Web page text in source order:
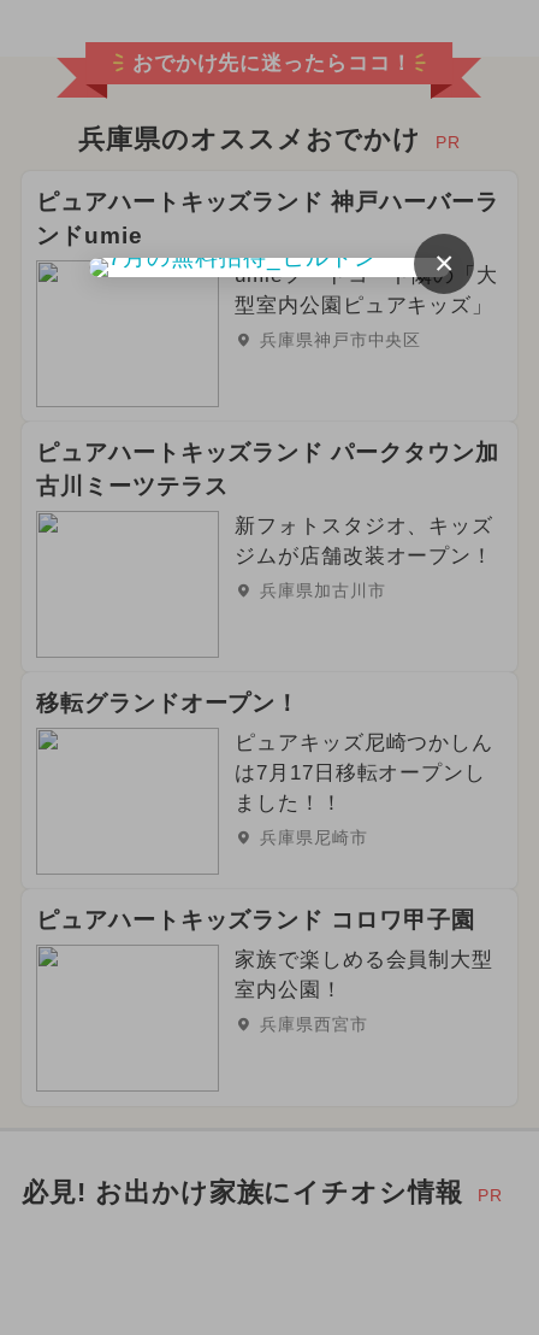
おでかけ先に迷ったらココ！
兵庫県のオススメおでかけ PR
ピュアハートキッズランド 神戸ハーバーラ
ンドumie
umieフードコート隣の「大
型室内公園ピュアキッズ」
兵庫県神戸市中央区
ピュアハートキッズランド パークタウン加
古川ミーツテラス
新フォトスタジオ、キッズ
ジムが店舗改装オープン！
兵庫県加古川市
移転グランドオープン！
ピュアキッズ尼崎つかしん
は7月17日移転オープンし
ました！！
兵庫県尼崎市
ピュアハートキッズランド コロワ甲子園
家族で楽しめる会員制大型
室内公園！
兵庫県西宮市
必見! お出かけ家族にイチオシ情報 PR
×